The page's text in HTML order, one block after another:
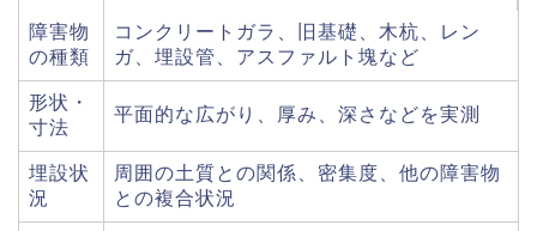
障害物
の種類
コンクリートガラ、旧基礎、木杭、レン
ガ、埋設管、アスファルト塊など
形状・
寸法
平面的な広がり、厚み、深さなどを実測
埋設状
況
周囲の土質との関係、密集度、他の障害物
との複合状況